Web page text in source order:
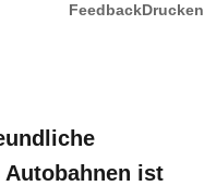
FeedbackDrucken
Autobahnen ist